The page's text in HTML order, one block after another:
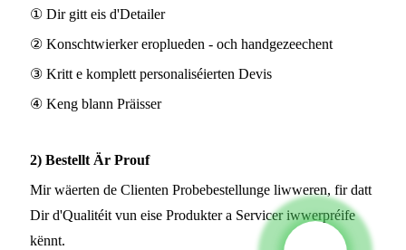
① Dir gitt eis d'Detailer
② Konschtwierker eroplueden - och handgezeechent
③ Kritt e komplett personaliséierten Devis
④ Keng blann Präisser
2) Bestellt Är Prouf
Mir wäerten de Clienten Probebestellunge liwweren, fir datt
Dir d'Qualitéit vun eise Produkter a Servicer iwwerpréife
kënnt.